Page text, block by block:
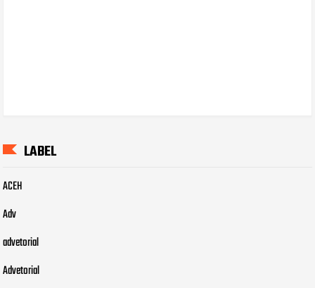
LABEL
ACEH
Adv
advetorial
Advetorial